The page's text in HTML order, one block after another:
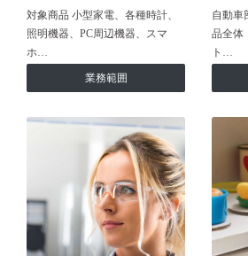
対象商品 小型家電、各種時計、
照明機器、PC周辺機器、スマ
ホ…
業務範囲
自動車
品全体
ト…